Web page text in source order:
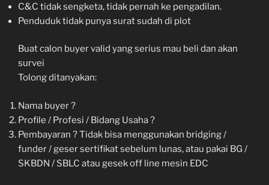
C&C tidak sengketa, tidak pernah ke pengadilan.
Penduduk tidak punya surat sudah di plot
Buat calon buyer valid yang serius mau beli dan akan
survei
Tolong ditanyakan:
Nama buyer ?
Profile / Profesi / Bidang Usaha ?
Pembayaran ? Tidak bisa menggunakan bridging /
funder / geser sertifikat sebelum lunas, atau pakai BG /
SKBDN / SBLC atau gesek off line mesin EDC